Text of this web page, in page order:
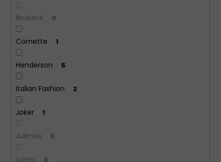
Brubeck 0
Cornette 1
Henderson 5
Italian Fashion 2
Joker 1
Julimex 0
Lama 0